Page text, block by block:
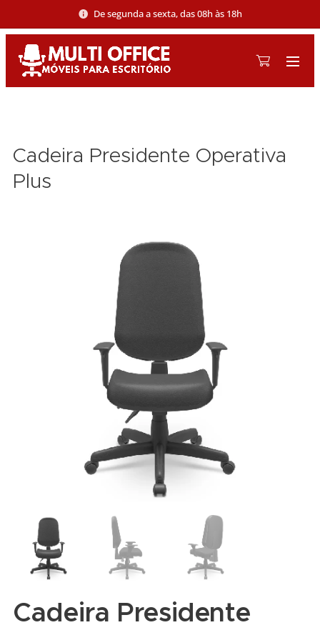
De segunda a sexta, das 08h às 18h
Cadeira Presidente Operativa
Plus
Cadeira Presidente